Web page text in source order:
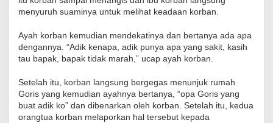
menyuruh suaminya untuk melihat keadaan korban.
Ayah korban kemudian mendekatinya dan bertanya ada apa
dengannya. “Adik kenapa, adik punya apa yang sakit, kasih
tau bapak, bapak tidak marah,” ucap ayah korban.
Setelah itu, korban langsung bergegas menunjuk rumah
Goris yang kemudian ayahnya bertanya, “opa Goris yang
buat adik ko” dan dibenarkan oleh korban. Setelah itu, kedua
orangtua korban melaporkan hal tersebut kepada